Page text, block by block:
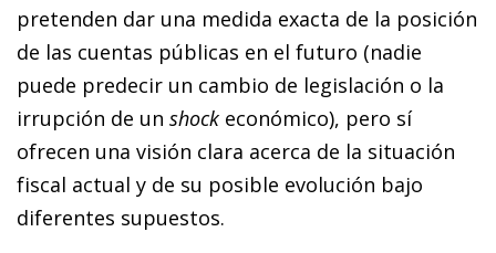
pretenden dar una medida exacta de la posición
de las cuentas públicas en el futuro (nadie
puede predecir un cambio de legislación o la
irrupción de un shock económico), pero sí
ofrecen una visión clara acerca de la situación
fiscal actual y de su posible evolución bajo
diferentes supuestos.